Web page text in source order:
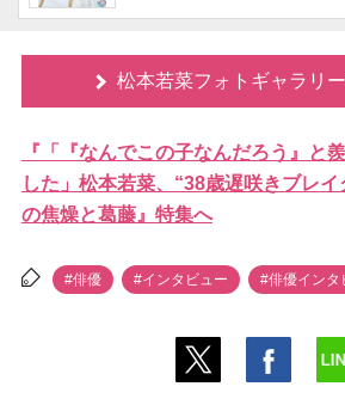
松本若菜フォトギャラリ
『「『なんでこの子なんだろう』と
した」松本若菜、“38歳遅咲きブレ
の焦燥と葛藤』特集へ
#俳優 #インタビュー #俳優インタ